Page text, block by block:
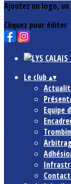
Ajoutez un logo,
Cliquez pour éditer
Le club ▴▾
Equipe